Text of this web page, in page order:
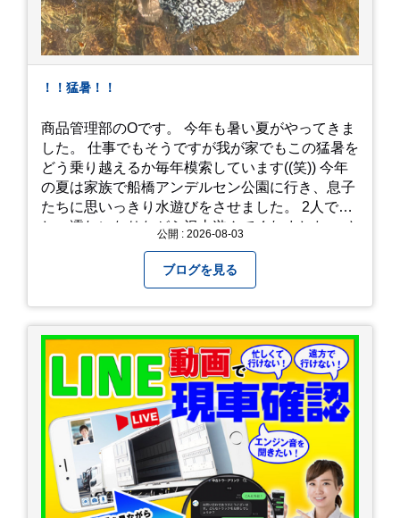
！！猛暑！！
商品管理部のOです。 今年も暑い夏がやってきま
した。 仕事でもそうですが我が家でもこの猛暑を
どう乗り越えるか毎年模索しています((笑)) 今年
の夏は家族で船橋アンデルセン公園に行き、息子
たちに思いっきり水遊びをさせました。 2人でび
しょ濡れになりながら沢山遊んでくれました。 さ
みようと思います。
公開 : 2026-08-03
ブログを見る